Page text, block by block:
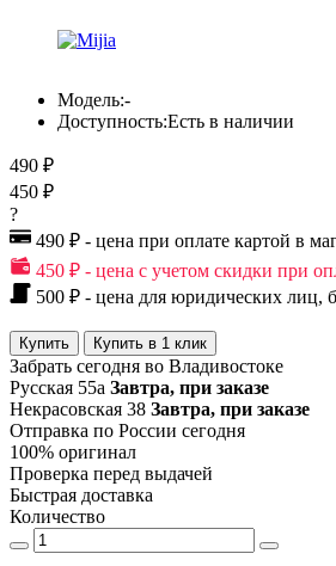
Модель:-
Доступность:Есть в наличии
490 ₽
450 ₽
?
490 ₽ - цена при оплате картой в
450 ₽ - цена с учетом скидки при
500 ₽ - цена для юридических лиц,
Купить Купить в 1 клик
Забрать сегодня во Владивостоке
Русская 55а Завтра, при заказе
Некрасовская 38 Завтра, при заказе
Отправка по России сегодня
100% оригинал
Проверка перед выдачей
Быстрая доставка
Количество